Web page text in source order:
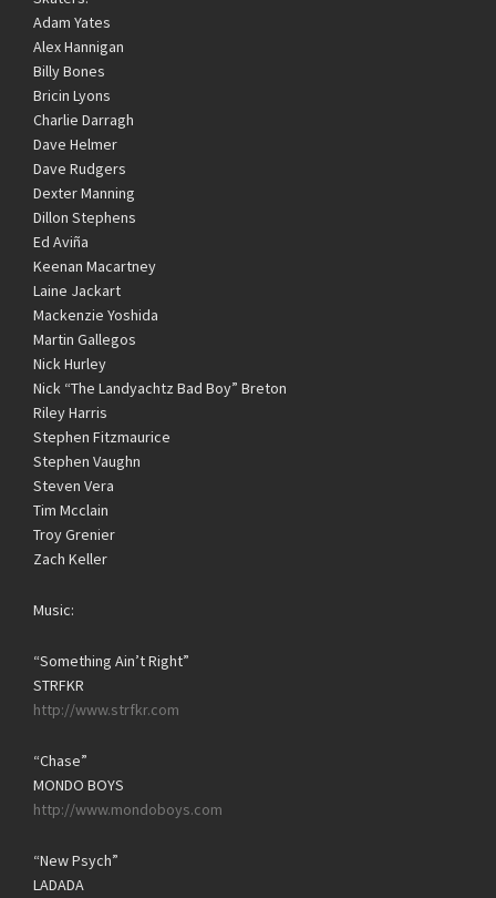
Adam Yates
Alex Hannigan
Billy Bones
Bricin Lyons
Charlie Darragh
Dave Helmer
Dave Rudgers
Dexter Manning
Dillon Stephens
Ed Aviña
Keenan Macartney
Laine Jackart
Mackenzie Yoshida
Martin Gallegos
Nick Hurley
Nick “The Landyachtz Bad Boy” Breton
Riley Harris
Stephen Fitzmaurice
Stephen Vaughn
Steven Vera
Tim Mcclain
Troy Grenier
Zach Keller
Music:
“Something Ain’t Right”
STRFKR
http://www.strfkr.com
“Chase”
MONDO BOYS
http://www.mondoboys.com
“New Psych”
LADADA